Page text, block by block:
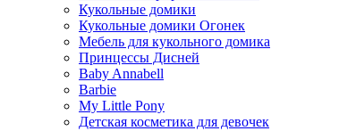
Кукольные домики
Кукольные домики Огонек
Мебель для кукольного домика
Принцессы Дисней
Baby Annabell
Barbie
My Little Pony
Детская косметика для девочек